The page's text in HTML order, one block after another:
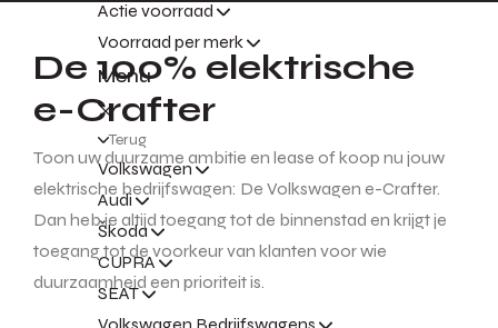
Actie voorraad
Voorraad per merk
Menu
Terug
Volkswagen
Audi
Škoda
CUPRA
SEAT
De 100% elektrische
e-Crafter
Toon uw duurzame ambitie en lease of koop nu jouw
elektrische bedrijfswagen: De Volkswagen e-Crafter.
Dan heb je altijd toegang tot de binnenstad en krijgt je
toegang tot de voorkeur van klanten voor wie
duurzaamheid een prioriteit is.